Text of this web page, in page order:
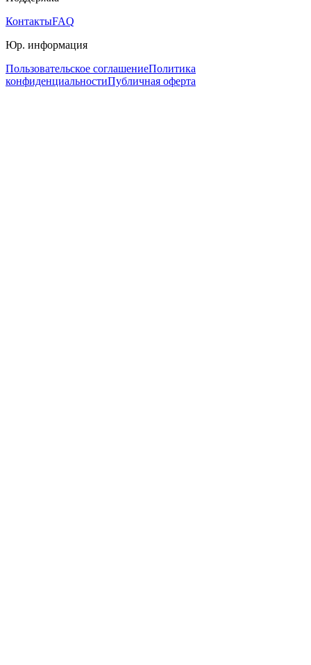
КонтактыFAQ
Юр. информация
Пользовательское соглашениеПолитика
конфиденциальностиПубличная оферта